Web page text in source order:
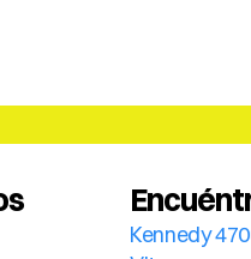
Kennedy